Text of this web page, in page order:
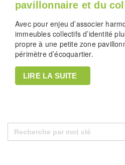
pavillonnaire et du
Avec pour enjeu d’associer
immeubles collectifs d’identité
propre à une petite zone
périmètre d’écoquartier.
LIRE LA SUITE
Search
for: